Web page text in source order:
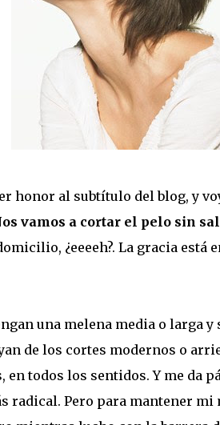
honor al subtítulo del blog, y
vamos a cortar el pelo sin
¿eeeeh?. La gracia
una melena media o larga
de los cortes modernos o
todos los sentidos. Y me da
radical. Pero para mantener mi